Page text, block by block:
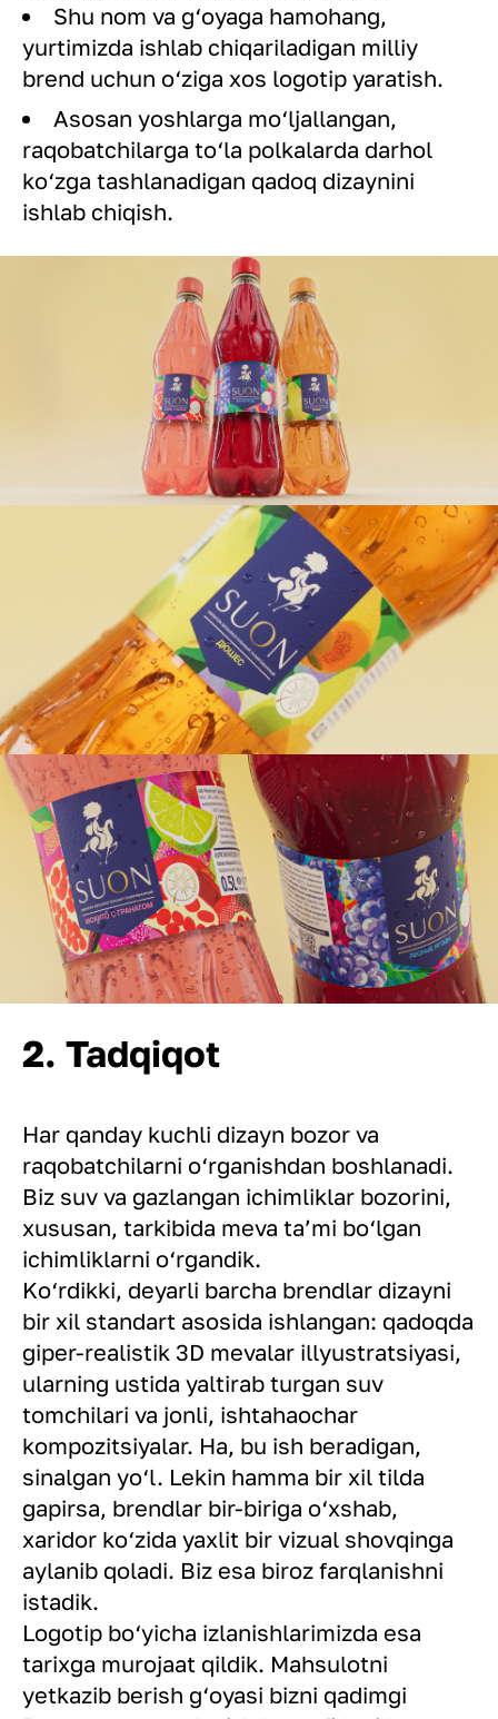
Shu nom va g‘oyaga hamohang,
yurtimizda ishlab chiqariladigan milliy
brend uchun o‘ziga xos logotip yaratish.
Asosan yoshlarga mo‘ljallangan,
raqobatchilarga to‘la polkalarda darhol
ko‘zga tashlanadigan qadoq dizaynini
ishlab chiqish.
2. Tadqiqot
Har qanday kuchli dizayn bozor va
raqobatchilarni o‘rganishdan boshlanadi.
Biz suv va gazlangan ichimliklar bozorini,
xususan, tarkibida meva ta’mi bo‘lgan
ichimliklarni o‘rgandik.
Ko‘rdikki, deyarli barcha brendlar dizayni
bir xil standart asosida ishlangan: qadoqda
giper-realistik 3D mevalar illyustratsiyasi,
ularning ustida yaltirab turgan suv
tomchilari va jonli, ishtahaochar
kompozitsiyalar. Ha, bu ish beradigan,
sinalgan yo‘l. Lekin hamma bir xil tilda
gapirsa, brendlar bir-biriga o‘xshab,
xaridor ko‘zida yaxlit bir vizual shovqinga
aylanib qoladi. Biz esa biroz farqlanishni
istadik.
Logotip bo‘yicha izlanishlarimizda esa
tarixga murojaat qildik. Mahsulotni
yetkazib berish g‘oyasi bizni qadimgi